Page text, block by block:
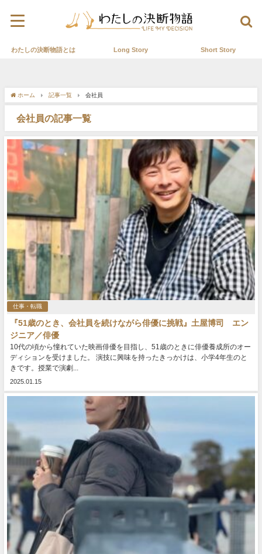
わたしの決断物語とは Long Story Short Story
ホーム 記事一覧 会社員
会社員の記事一覧
仕事・転職
『51歳のとき、会社員を続けながら俳優に挑戦』土屋博司 エン
ジニア／俳優
10代の頃から憧れていた映画俳優を目指し、51歳のときに俳優養成所のオー
ディションを受けました。 演技に興味を持ったきっかけは、小学4年生のと
きです。授業で演劇...
2025.01.15